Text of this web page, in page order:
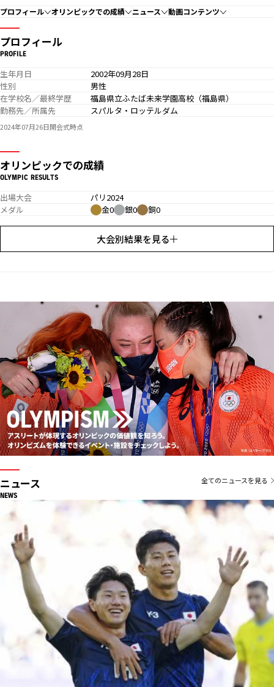
プロフィール オリンピックでの成績 ニュース 動画コンテンツ
プロフィール
PROFILE
生年月日
2002年09月28日
性別
男性
在学校名／最終学歴
福島県立ふたば未来学園高校（福島県）
勤務先／所属先
スパルタ・ロッテルダム
2024年07月26日開会式時点
オリンピックでの成績
OLYMPIC RESULTS
出場大会
パリ2024
メダル
金0 銀0 銅0
大会別結果を見る
ニュース
NEWS
全てのニュースを見る